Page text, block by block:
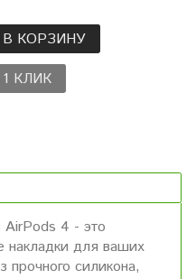
В КОРЗИНУ
КЛИК
4 - это
накладки для ваших
силикона,